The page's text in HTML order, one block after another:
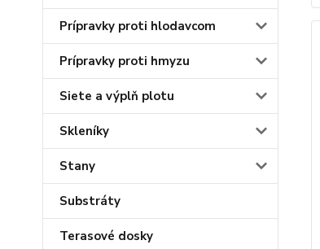
Prípravky proti hlodavcom
Prípravky proti hmyzu
Siete a výplň plotu
Skleníky
Stany
Substráty
Terasové dosky